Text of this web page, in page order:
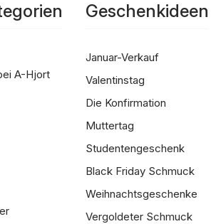
A-Hjort
Geschenkideen
Januar-Verkauf
Valentinstag
Die Konfirmation
Muttertag
Studentengeschenk
Black Friday Schmuck
Weihnachtsgeschenke
Vergoldeter Schmuck